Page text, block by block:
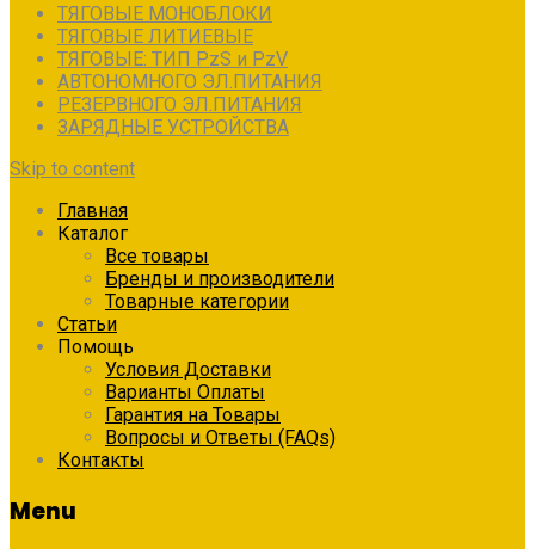
ТЯГОВЫЕ МОНОБЛОКИ
ТЯГОВЫЕ ЛИТИЕВЫЕ
ТЯГОВЫЕ: ТИП PzS и PzV
АВТОНОМНОГО ЭЛ.ПИТАНИЯ
РЕЗЕРВНОГО ЭЛ.ПИТАНИЯ
ЗАРЯДНЫЕ УСТРОЙСТВА
Skip to content
Главная
Каталог
Все товары
Бренды и производители
Товарные категории
Статьи
Помощь
Условия Доставки
Варианты Оплаты
Гарантия на Товары
Вопросы и Ответы (FAQs)
Контакты
Menu